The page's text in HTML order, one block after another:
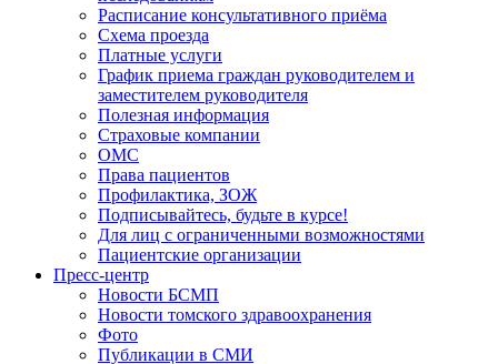
Расписание консультативного приёма
Схема проезда
Платные услуги
График приема граждан руководителем и
заместителем руководителя
Полезная информация
Страховые компании
ОМС
Права пациентов
Профилактика, ЗОЖ
Подписывайтесь, будьте в курсе!
Для лиц с ограниченными возможностями
Пациентские организации
Пресс-центр
Новости БСМП
Новости томского здравоохранения
Фото
Публикации в СМИ